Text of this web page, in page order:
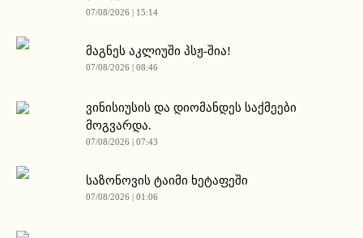
07/08/2026 | 15:14
მაგნეს აკლიუში პსჟ-შია!
07/08/2026 | 08:46
ვინისიუსის და დიომანდეს საქმეები
მოგვარდა.
07/08/2026 | 07:43
საზონოვის ტაიმი ხეტაფეში
07/08/2026 | 01:06